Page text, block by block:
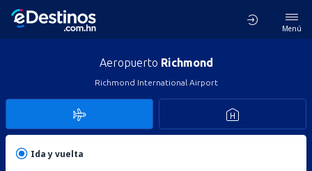
Menú
Aeropuerto Richmond
Richmond International Airport
Ida y vuelta